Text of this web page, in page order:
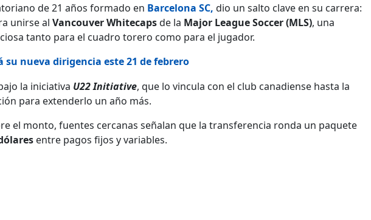
de 21 años formado en Barcelona SC, dio un salto clave en su carrera:
unirse al Vancouver Whitecapsde la Major League Soccer (MLS), una
tanto para el cuadro torero como para el jugador.
su nueva dirigencia este 21 de febrero
la iniciativa U22 Initiative, que lo vincula con el club canadiense hasta la
para extenderlo un año más.
el monto, fuentes cercanas señalan que la transferencia ronda un paquete
entre pagos fijos y variables.